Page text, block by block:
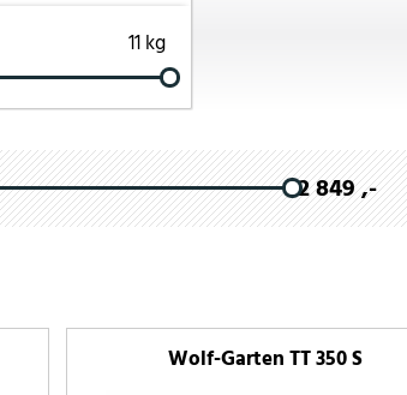
11 kg
2 849 ,-
Wolf-Garten TT 350 S